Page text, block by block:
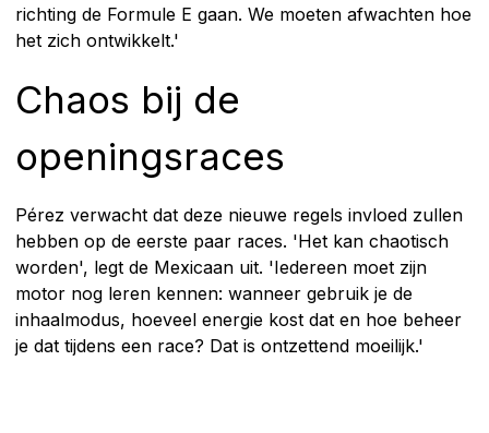
richting de Formule E gaan. We moeten afwachten hoe
het zich ontwikkelt.'
Chaos bij de
openingsraces
Pérez verwacht dat deze nieuwe regels invloed zullen
hebben op de eerste paar races. 'Het kan chaotisch
worden', legt de Mexicaan uit. 'Iedereen moet zijn
motor nog leren kennen: wanneer gebruik je de
inhaalmodus, hoeveel energie kost dat en hoe beheer
je dat tijdens een race? Dat is ontzettend moeilijk.'